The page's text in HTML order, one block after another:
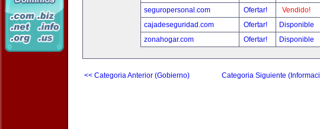
seguropersonal.com
Ofertar!
Vendido!
cajadeseguridad.com
Ofertar!
Disponible
zonahogar.com
Ofertar! Disponible
<< Categoria Anterior (Gobierno) Categoria Siguiente